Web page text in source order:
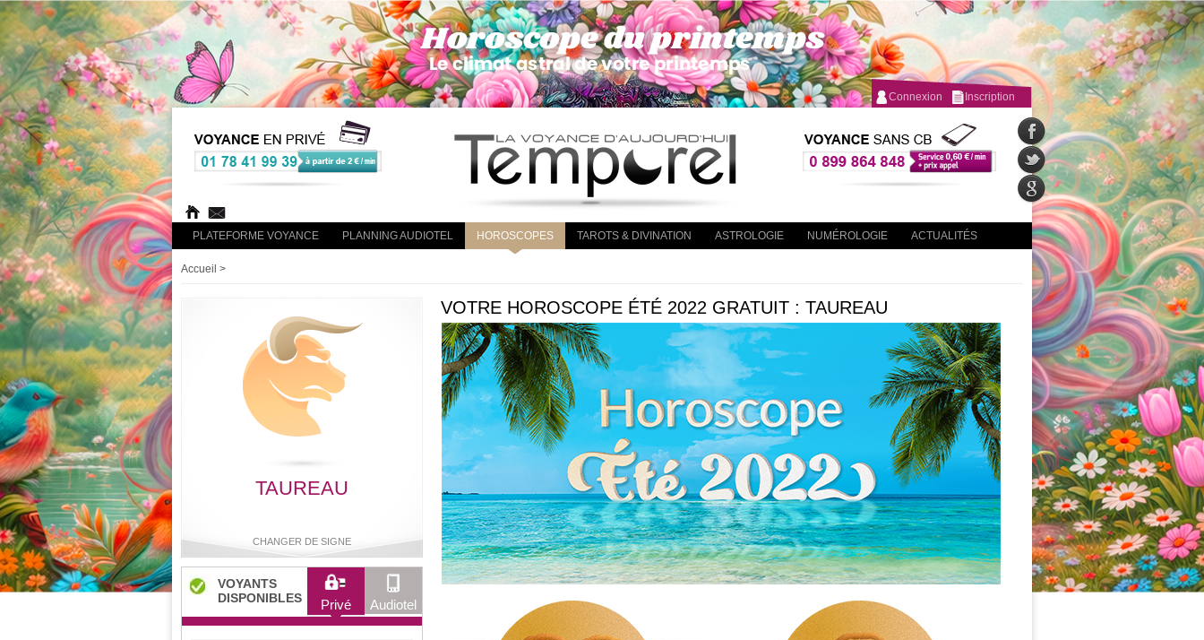
Connexion Inscription
PLATEFORME VOYANCE PLANNING AUDIOTEL HOROSCOPES TAROTS & DIVINATION ASTROLOGIE NUMÉROLOGIE ACTUALITÉS
Accueil >
TAUREAU
CHANGER DE SIGNE
Bélier Taureau Gémeaux Cancer
VOYANTS
DISPONIBLES
Privé Audiotel
VOTRE HOROSCOPE ÉTÉ 2022 GRATUIT : TAUREAU